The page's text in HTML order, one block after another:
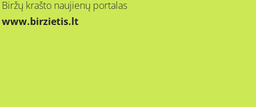
Biržų krašto naujienų portalas
www.birzietis.lt